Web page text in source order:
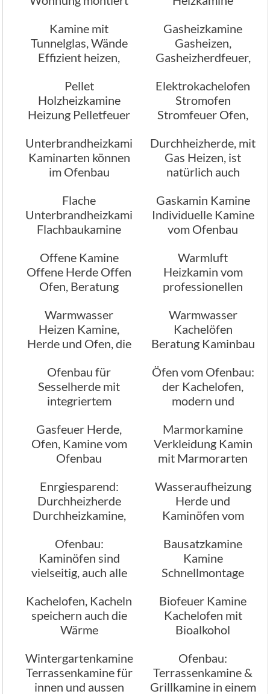
Heizherde, Heizofen
Kamine mit
Tunnelglas, Wände
Effizient heizen,
Gasheizkamine
Gasheizen,
Gasheizherdfeuer,
Pellet
Holzheizkamine
Heizung Pelletfeuer
Ofen
Elektrokachelofen
Stromofen
Stromfeuer Ofen,
Unterbrandheizkamine
Kaminarten können
im Ofenbau
Durchheizherde, mit
Gas Heizen, ist
natürlich auch
Flache
Unterbrandheizkamine
Flachbaukamine
Flachbauofen
Gaskamin Kamine
Individuelle Kamine
vom Ofenbau
Offene Kamine
Offene Herde Offen
Ofen, Beratung
Warmluft
Heizkamin vom
professionellen
Kamin
Warmwasser
Heizen Kamine,
Herde und Ofen, die
Warmwasser
Kachelöfen
Beratung Kaminbau
Ofenbau für
Sesselherde mit
integriertem
beraten
Öfen vom Ofenbau:
der Kachelofen,
modern und
Gasfeuer Herde,
Ofen, Kamine vom
Ofenbau
Marmorkamine
Verkleidung Kamin
mit Marmorarten
Enrgiesparend:
Durchheizherde
Durchheizkamine,
Wände
Wasseraufheizung
Herde und
Kaminöfen vom
Ofenbau:
Kaminöfen sind
vielseitig, auch alle
Öfen
Bausatzkamine
Kamine
Schnellmontage
Kachelofen, Kacheln
speichern auch die
Wärme
Biofeuer Kamine
Kachelofen mit
Bioalkohol
Wintergartenkamine
Terrassenkamine für
innen und aussen
Ofenbau:
Terrassenkamine &
Grillkamine in einem